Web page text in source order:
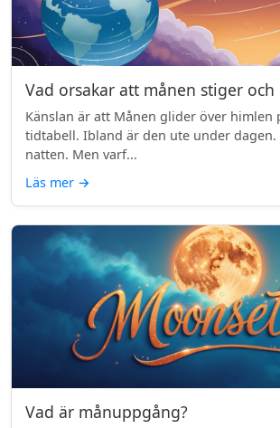
Vad orsakar att månen stiger och
Känslan är att Månen glider över himlen
tidtabell. Ibland är den ute under dagen.
natten. Men varf...
Läs mer →
Vad är månuppgång?